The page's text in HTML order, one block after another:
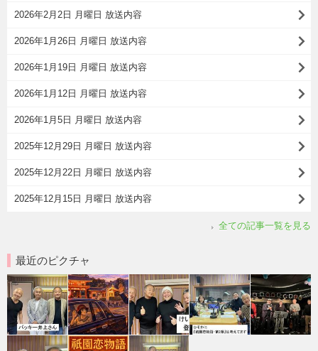
2026年2月2日 月曜日 放送内容
2026年1月26日 月曜日 放送内容
2026年1月19日 月曜日 放送内容
2026年1月12日 月曜日 放送内容
2026年1月5日 月曜日 放送内容
2025年12月29日 月曜日 放送内容
2025年12月22日 月曜日 放送内容
2025年12月15日 月曜日 放送内容
全ての記事一覧を見る
最近のピクチャ